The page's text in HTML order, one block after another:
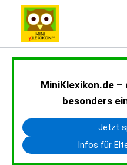
MiniKlexikon.de –
besonders
Jetzt
Infos für